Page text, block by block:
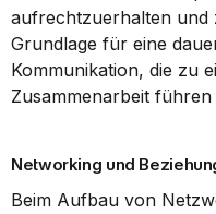
aufrechtzuerhalten und
Grundlage für eine
Kommunikation, die zu
Zusammenarbeit
Networking und
Beim Aufbau von